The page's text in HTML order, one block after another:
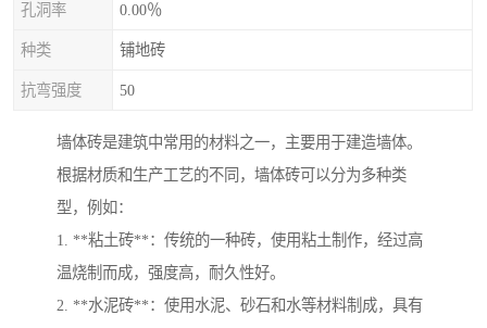
孔洞率 0.00％
种类 铺地砖
抗弯强度 50
墙体砖是建筑中常用的材料之一，主要用于建造墙体。
根据材质和生产工艺的不同，墙体砖可以分为多种类
型，例如：
1. **粘土砖**：传统的一种砖，使用粘土制作，经过高
温烧制而成，强度高，耐久性好。
2. **水泥砖**：使用水泥、砂石和水等材料制成，具有